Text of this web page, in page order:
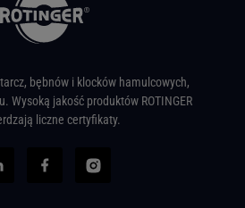
tarcz, bębnów i klocków hamulcowych,
Wysoką jakość produktów ROTINGER
liczne certyfikaty.